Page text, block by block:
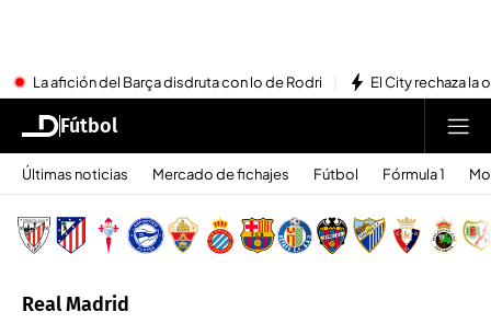
La afición del Barça disdruta con lo de Rodri El City rechaza la
Fútbol
Últimas noticias Mercado de fichajes Fútbol Fórmula 1
Real Madrid